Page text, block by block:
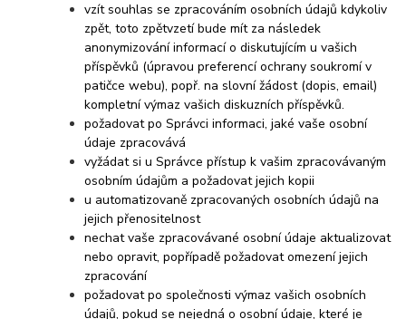
vzít souhlas se zpracováním osobních údajů kdykoliv
zpět, toto zpětvzetí bude mít za následek
anonymizování informací o diskutujícím u vašich
příspěvků (úpravou preferencí ochrany soukromí v
patičce webu), popř. na slovní žádost (dopis, email)
kompletní výmaz vašich diskuzních příspěvků.
požadovat po Správci informaci, jaké vaše osobní
údaje zpracovává
vyžádat si u Správce přístup k vašim zpracovávaným
osobním údajům a požadovat jejich kopii
u automatizovaně zpracovaných osobních údajů na
jejich přenositelnost
nechat vaše zpracovávané osobní údaje aktualizovat
nebo opravit, popřípadě požadovat omezení jejich
zpracování
požadovat po společnosti výmaz vašich osobních
údajů, pokud se nejedná o osobní údaje, které je